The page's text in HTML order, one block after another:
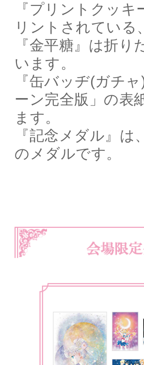
『プリントクッ
リントされている
『金平糖』は折
います。
『缶バッヂ(ガチ
ーン完全版」の表
ます。
『記念メダル』
のメダルです。